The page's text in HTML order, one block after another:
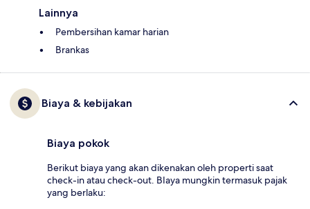
Lainnya
Pembersihan kamar harian
Brankas
Biaya & kebijakan
Biaya pokok
Berikut biaya yang akan dikenakan oleh properti saat
check-in atau check-out. BIaya mungkin termasuk pajak
yang berlaku: